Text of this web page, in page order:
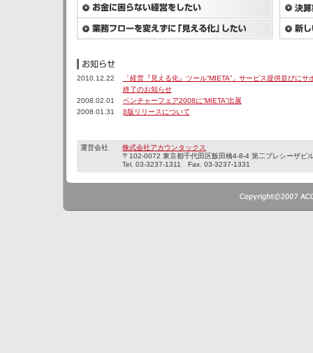
2010.12.22
「経営『見える化』ツール“MIETA”」サービス提供並びにサ
終了のお知らせ
2008.02.01
ベンチャーフェア2008に“MIETA”出展
2008.01.31
β版リリースについて
運営会社
株式会社アカウンタックス
〒102-0072 東京都千代田区飯田橋4-8-4 第二プレシーザビ
Tel. 03-3237-1311 Fax. 03-3237-1331